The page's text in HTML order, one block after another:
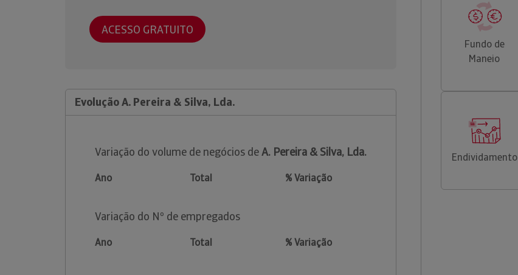
ACESSO GRATUITO
Evolução A. Pereira & Silva, Lda.
Variação do volume de negócios deA. Pereira & Silva, Lda.
Ano Total % Variação
Variação do Nº de empregados
Ano Total % Variação
Fundo de
Maneio
Endividamento